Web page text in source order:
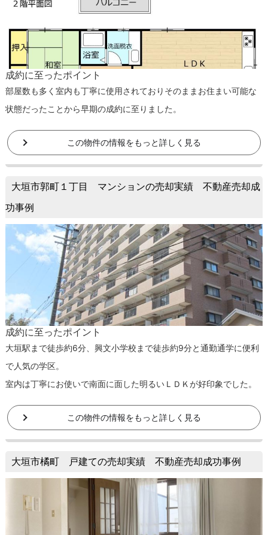
成約に至ったポイント
部屋数も多く室内も丁寧に使用されておりそのままお住まい可能な
状態だったことから早期の成約に至りました。
この物件の情報をもっと詳しく見る
大垣市郭町１丁目 マンションの売却実績 不動産売却成
功事例
成約に至ったポイント
大垣駅まで徒歩約6分、興文小学校まで徒歩約9分と通勤通学に便利
で人気の学区。
室内は丁寧にお使いで南面に面した明るいＬＤＫが好印象でした。
この物件の情報をもっと詳しく見る
大垣市橘町 戸建ての売却実績 不動産売却成功事例